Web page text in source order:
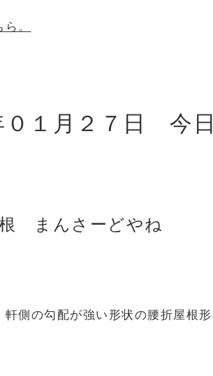
。
１月２７日 今
まんさーどやね
側の勾配が強い形状の腰折屋根